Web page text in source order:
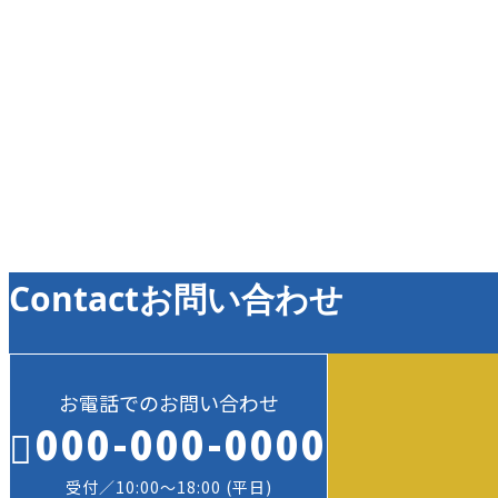
Contactお問い合わせ
お電話でのお問い合わせ
000-000-0000
受付／10:00～18:00 (平日)